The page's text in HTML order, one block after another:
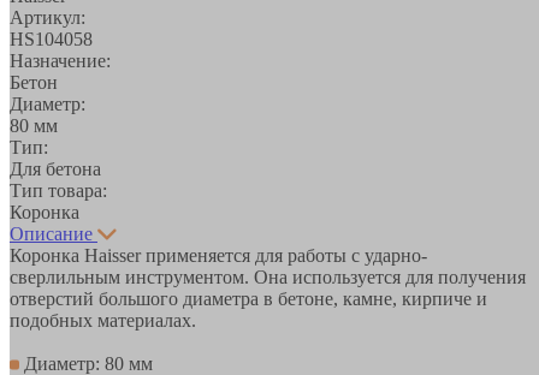
Артикул:
HS104058
Назначение:
Бетон
Диаметр:
80 мм
Тип:
Для бетона
Тип товара:
Коронка
Описание
Коронка Haisser применяется для работы с ударно-
сверлильным инструментом. Она используется для получения
отверстий большого диаметра в бетоне, камне, кирпиче и
подобных материалах.
Диаметр: 80 мм